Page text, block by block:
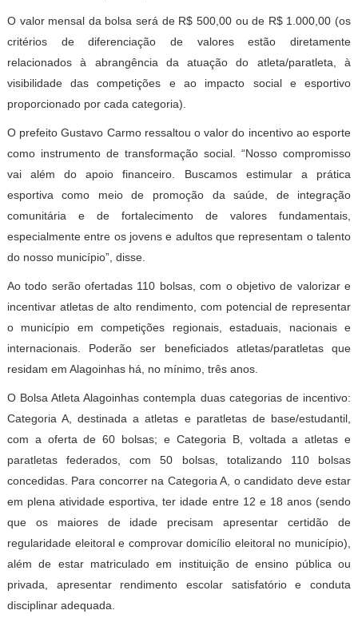
O valor mensal da bolsa será de R$ 500,00 ou de R$ 1.000,00 (os
critérios de diferenciação de valores estão diretamente
relacionados à abrangência da atuação do atleta/paratleta, à
visibilidade das competições e ao impacto social e esportivo
proporcionado por cada categoria).
O prefeito Gustavo Carmo ressaltou o valor do incentivo ao esporte
como instrumento de transformação social. “Nosso compromisso
vai além do apoio financeiro. Buscamos estimular a prática
esportiva como meio de promoção da saúde, de integração
comunitária e de fortalecimento de valores fundamentais,
especialmente entre os jovens e adultos que representam o talento
do nosso município”, disse.
Ao todo serão ofertadas 110 bolsas, com o objetivo de valorizar e
incentivar atletas de alto rendimento, com potencial de representar
o município em competições regionais, estaduais, nacionais e
internacionais. Poderão ser beneficiados atletas/paratletas que
residam em Alagoinhas há, no mínimo, três anos.
O Bolsa Atleta Alagoinhas contempla duas categorias de incentivo:
Categoria A, destinada a atletas e paratletas de base/estudantil,
com a oferta de 60 bolsas; e Categoria B, voltada a atletas e
paratletas federados, com 50 bolsas, totalizando 110 bolsas
concedidas. Para concorrer na Categoria A, o candidato deve estar
em plena atividade esportiva, ter idade entre 12 e 18 anos (sendo
que os maiores de idade precisam apresentar certidão de
regularidade eleitoral e comprovar domicílio eleitoral no município),
além de estar matriculado em instituição de ensino pública ou
privada, apresentar rendimento escolar satisfatório e conduta
disciplinar adequada.